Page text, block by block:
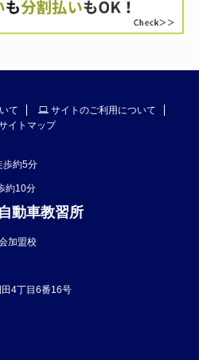
て
サイトのご利用について
イトマップ
歩約5分
約10分
動車教習所
加盟校
4丁目6番16号